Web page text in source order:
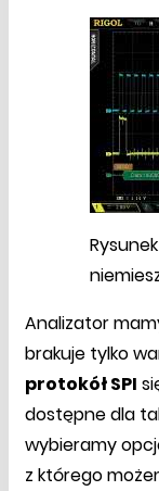
Analizator
brakuje tylko
protokół SPI
dostępne dla
wybieramy
z którego